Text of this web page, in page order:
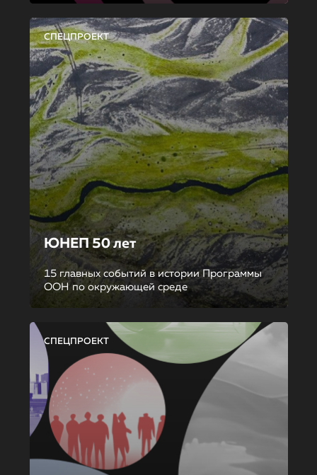
СПЕЦПРОЕКТ
ЮНЕП 50 лет
15 главных событий в истории Программы
ООН по окружающей среде
СПЕЦПРОЕКТ